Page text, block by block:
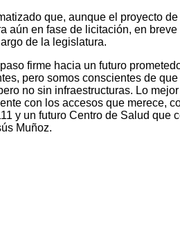
que, aunque el proyecto
aún en fase de licitación, en
de la legislatura.
firme hacia un futuro
pero somos conscientes de
no sin infraestructuras. Lo
con los accesos que merece,
y un futuro Centro de Salud que
Muñoz.